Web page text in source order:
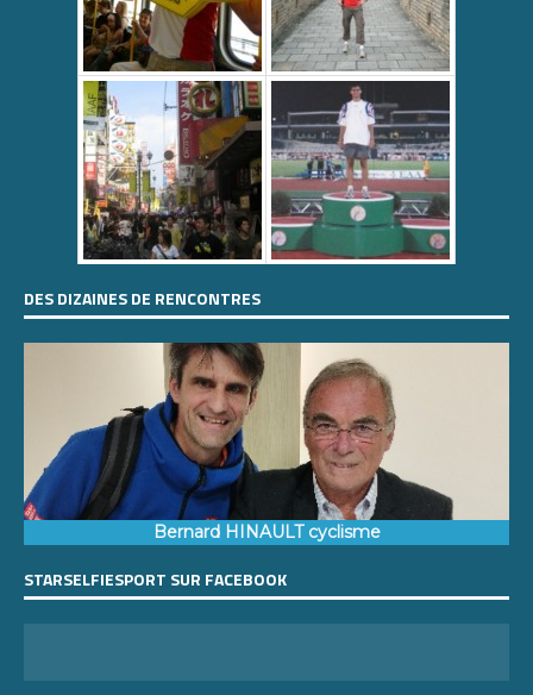
DES DIZAINES DE RENCONTRES
Bernard HINAULT cyclisme
STARSELFIESPORT SUR FACEBOOK